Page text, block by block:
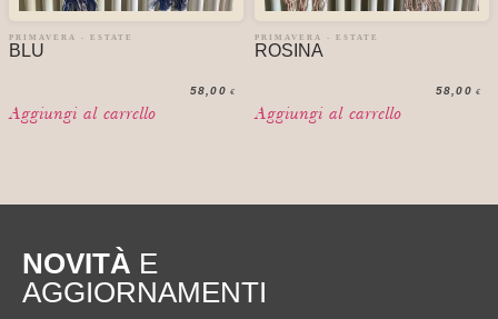
PRIMAVERA - ESTATE
BLU
58,00 €
Aggiungi al carrello
PRIMAVERA - ESTATE
ROSINA
58,00 €
Aggiungi al carrello
NOVITÀ E
AGGIORNAMENTI